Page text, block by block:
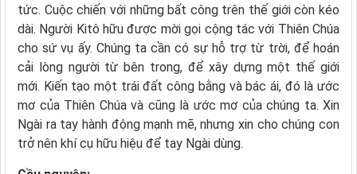
tức. Cuộc chiến với những bất công trên thế giới còn kéo
dài. Người Kitô hữu được mời gọi cộng tác với Thiên Chúa
cho sứ vụ ấy. Chúng ta cần có sự hỗ trợ từ trời, để hoán
cải lòng người từ bên trong, để xây dựng một thế giới
mới. Kiến tạo một trái đất công bằng và bác ái, đó là ước
mơ của Thiên Chúa và cũng là ước mơ của chúng ta. Xin
Ngài ra tay hành động mạnh mẽ, nhưng xin cho chúng con
trở nên khí cụ hữu hiệu để tay Ngài dùng.